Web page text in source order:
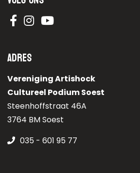
Adres
Vereniging Artishock
Cultureel Podium Soest
Steenhoffstraat 46A
3764 BM Soest
035 - 601 95 77